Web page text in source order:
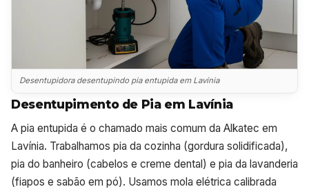
Desentupidora desentupindo pia entupida em Lavínia
Desentupimento de Pia em Lavínia
A pia entupida é o chamado mais comum da Alkatec em
Lavínia. Trabalhamos pia da cozinha (gordura solidificada),
pia do banheiro (cabelos e creme dental) e pia da lavanderia
(fiapos e sabão em pó). Usamos mola elétrica calibrada